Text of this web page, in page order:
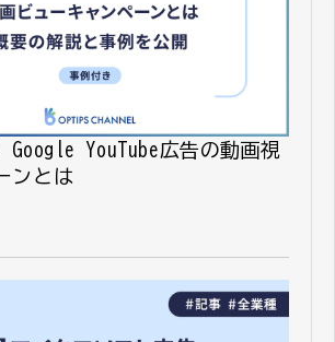
Google YouTube広告の動画視
ンとは